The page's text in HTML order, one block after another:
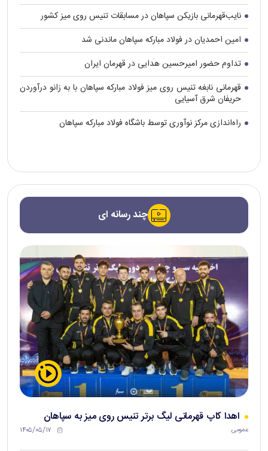
نایب‌قهرمانی بازیکن سپاهان در مسابقات تنیس روی میز کشور
امین احمدیان در فولاد مبارکه سپاهان ماندنی شد
تداوم حضور امیرحسین هدایی در قهرمان ایران
قهرمانی نابغه تنیس روی میز فولاد مبارکه سپاهان با به زانو درآوردن
حریفان شرق آسیایی
راه‌اندازی مرکز نوآوری توسط باشگاه فولاد مبارکه سپاهان
چند رسانه ای
اهدا کاپ قهرمانی لیگ برتر تنیس روی میز به سپاهان
عمومی ۱۴۰۵/۰۵/۱۷